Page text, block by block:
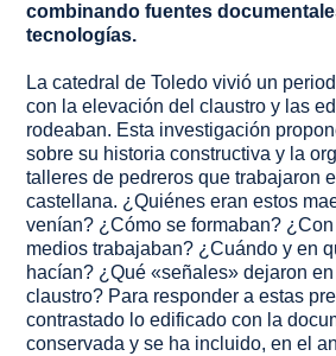
combinando fuentes
tecnologías.
La catedral de Toledo vivió un
con la elevación del claustro y las
rodeaban. Esta investigación
sobre su historia constructiva y la
talleres de pedreros que trabajaron
castellana. ¿Quiénes eran estos
venían? ¿Cómo se formaban?
medios trabajaban? ¿Cuándo y en
hacían? ¿Qué «señales» dejaron
claustro? Para responder a estas
contrastado lo edificado con la
conservada y se ha incluido, en el